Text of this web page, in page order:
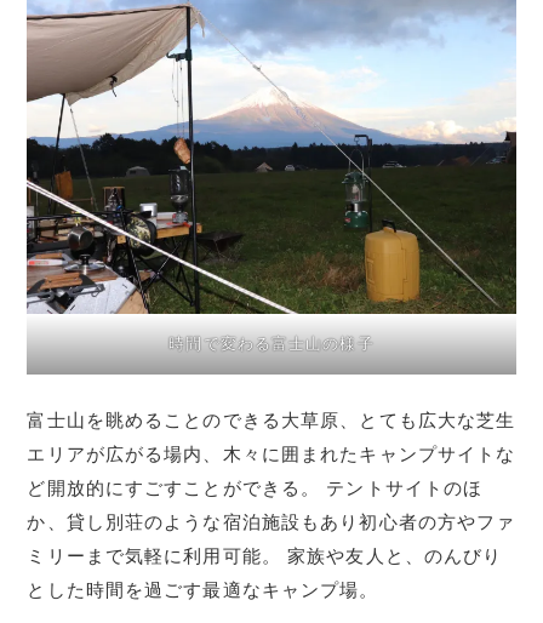
時間で変わる富士山の様子
富士山を眺めることのできる大草原、とても広大な芝生
エリアが広がる場内、木々に囲まれたキャンプサイトな
ど開放的にすごすことができる。 テントサイトのほ
か、貸し別荘のような宿泊施設もあり初心者の方やファ
ミリーまで気軽に利用可能。 家族や友人と、のんびり
とした時間を過ごす最適なキャンプ場。